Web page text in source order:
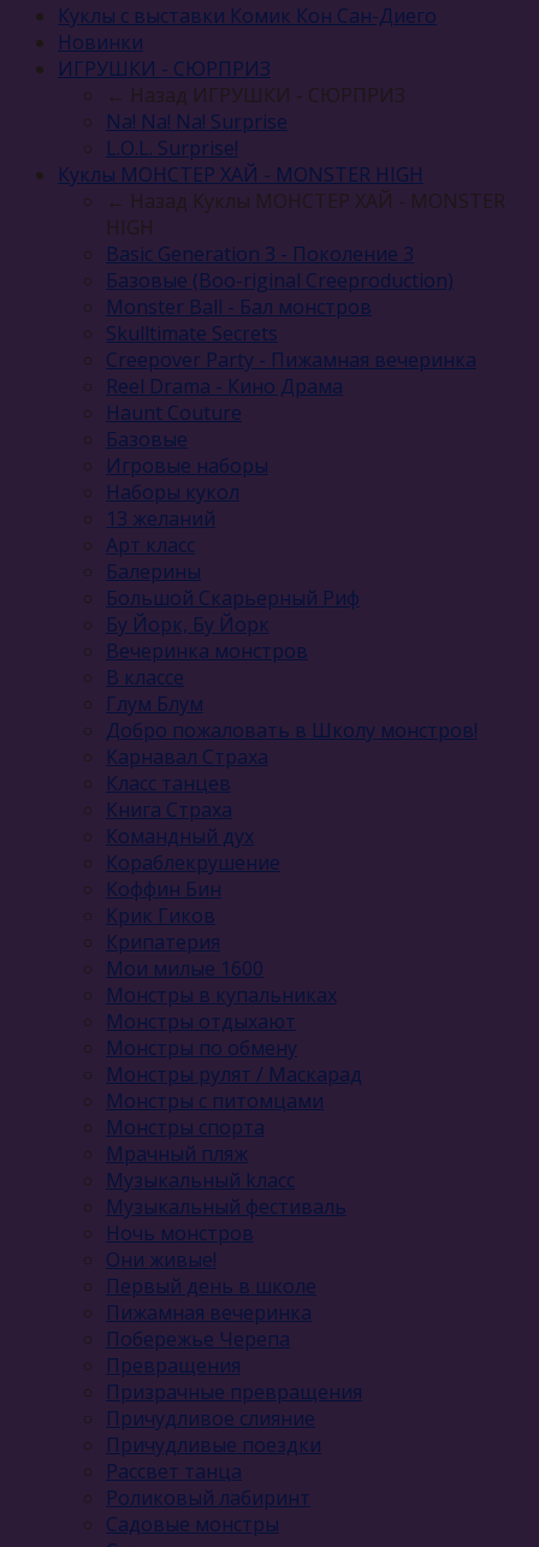
Куклы с выставки Комик Кон Сан-Диего
Новинки
ИГРУШКИ - СЮРПРИЗ
← Назад ИГРУШКИ - СЮРПРИЗ
Na! Na! Na! Surprise
L.O.L. Surprise!
Куклы МОНСТЕР ХАЙ - MONSTER HIGH
← Назад Куклы МОНСТЕР ХАЙ - MONSTER
HIGH
Basic Generation 3 - Поколение 3
Базовые (Boo-riginal Creeproduction)
Monster Ball - Бал монстров
Skulltimate Secrets
Creepover Party - Пижамная вечеринка
Reel Drama - Кино Драма
Haunt Couture
Базовые
Игровые наборы
Наборы кукол
13 желаний
Арт класс
Балерины
Большой Скарьерный Риф
Бу Йорк, Бу Йорк
Вечеринка монстров
В классе
Глум Блум
Добро пожаловать в Школу монстров!
Карнавал Cтраха
Класс танцев
Книга Страха
Командный дух
Кораблекрушение
Коффин Бин
Крик Гиков
Крипатерия
Мои милые 1600
Монстры в купальниках
Монстры отдыхают
Монстры по обмену
Монстры рулят / Маскарад
Монстры с питомцами
Монстры спорта
Мрачный пляж
Музыкальный kласс
Музыкальный фестиваль
Ночь монстров
Они живые!
Первый день в школе
Пижамная вечеринка
Побережье Черепа
Превращения
Призрачные превращения
Причудливое слияние
Причудливые поездки
Рассвет танца
Роликовый лабиринт
Садовые монстры